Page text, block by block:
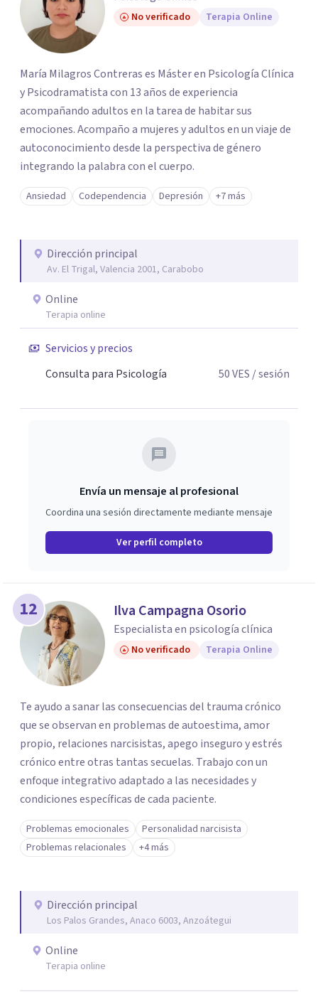
No verificado Terapia Online
María Milagros Contreras es Máster en Psicología Clínica
y Psicodramatista con 13 años de experiencia
acompañando adultos en la tarea de habitar sus
emociones. Acompaño a mujeres y adultos en un viaje de
autoconocimiento desde la perspectiva de género
integrando la palabra con el cuerpo.
Ansiedad Codependencia Depresión +7 más
Dirección principal
Av. El Trigal, Valencia 2001, Carabobo
Online
Terapia online
Servicios y precios
Consulta para Psicología
50VES / sesión
Envía un mensaje al profesional
Coordina una sesión directamente mediante mensaje
Ver perfil completo
12 Ilva Campagna Osorio
Especialista en psicología clínica
No verificado Terapia Online
Te ayudo a sanar las consecuencias del trauma crónico
que se observan en problemas de autoestima, amor
propio, relaciones narcisistas, apego inseguro y estrés
crónico entre otras tantas secuelas. Trabajo con un
enfoque integrativo adaptado a las necesidades y
condiciones específicas de cada paciente.
Problemas emocionales
Personalidad narcisista
Problemas relacionales
+4 más
Dirección principal
Los Palos Grandes, Anaco 6003, Anzoátegui
Online
Terapia online